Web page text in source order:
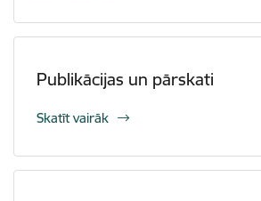
Publikācijas un pārskati
Skatīt vairāk